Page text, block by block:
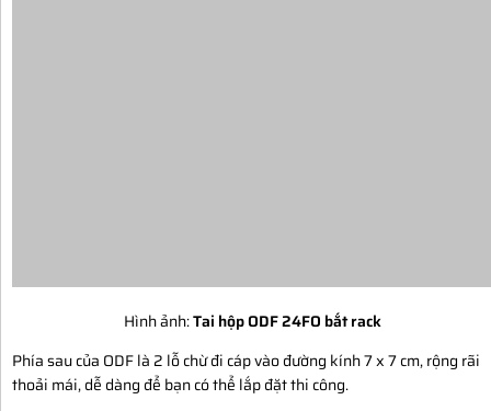
Hình ảnh:Tai hộp ODF 24FO bắt rack
Phía sau của ODF là 2 lỗ chừ đi cáp vào đường kính 7 x 7 cm, rộng rãi
thoải mái, dễ dàng để bạn có thể lắp đặt thi công.